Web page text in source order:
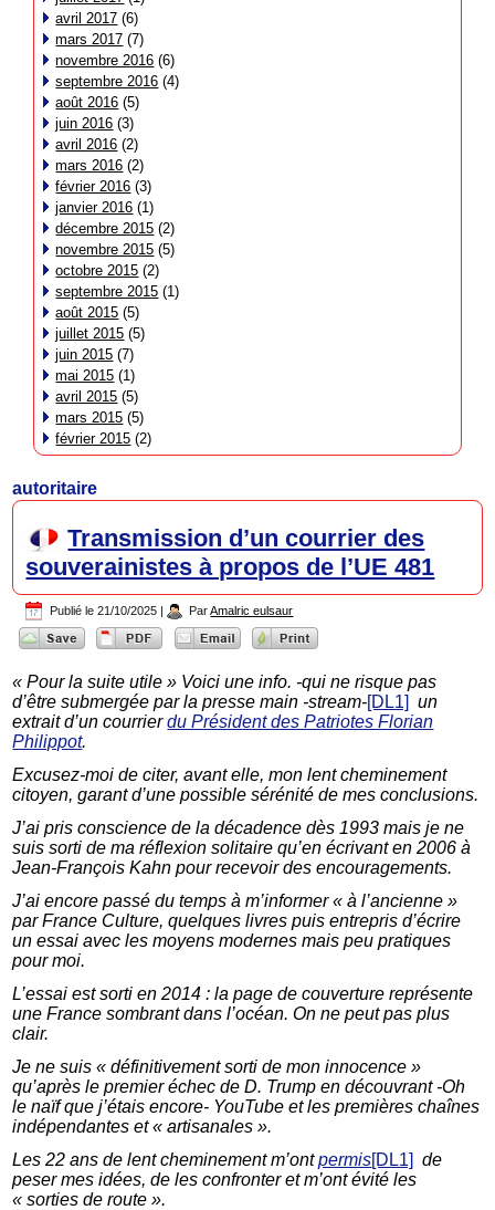
avril 2017 (6)
mars 2017 (7)
novembre 2016 (6)
septembre 2016 (4)
août 2016 (5)
juin 2016 (3)
avril 2016 (2)
mars 2016 (2)
février 2016 (3)
janvier 2016 (1)
décembre 2015 (2)
novembre 2015 (5)
octobre 2015 (2)
septembre 2015 (1)
août 2015 (5)
juillet 2015 (5)
juin 2015 (7)
mai 2015 (1)
avril 2015 (5)
mars 2015 (5)
février 2015 (2)
autoritaire
Transmission d’un courrier des
souverainistes à propos de l’UE 481
Publié le 21/10/2025 | Par Amalric eulsaur
« Pour la suite utile » Voici une info. -qui ne risque pas
d’être submergée par la presse main -stream-[DL1] un
extrait d’un courrierdu Président des Patriotes Florian
Philippot.
Excusez-moi de citer, avant elle, mon lent cheminement
citoyen, garant d’une possible sérénité de mes conclusions.
J’ai pris conscience de la décadence dès 1993 mais je ne
suis sorti de ma réflexion solitaire qu’en écrivant en 2006 à
Jean-François Kahn pour recevoir des encouragements.
J’ai encore passé du temps à m’informer « à l’ancienne »
par France Culture, quelques livres puis entrepris d’écrire
un essai avec les moyens modernes mais peu pratiques
pour moi.
L’essai est sorti en 2014 : la page de couverture représente
une France sombrant dans l’océan. On ne peut pas plus
clair.
Je ne suis « définitivement sorti de mon innocence »
qu’après le premier échec de D. Trump en découvrant -Oh
le naïf que j’étais encore- YouTube et les premières chaînes
indépendantes et « artisanales ».
Les 22 ans de lent cheminement m’ontpermis[DL1] de
peser mes idées, de les confronter et m’ont évité les
« sorties de route ».